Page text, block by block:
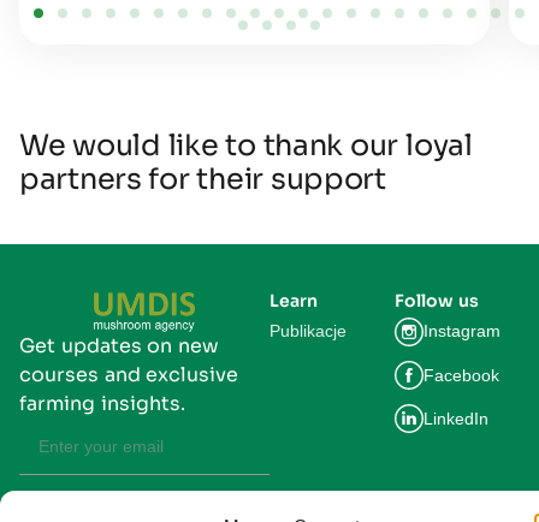
We would like to thank our loyal
partners for their support
Get updates on new
courses and exclusive
farming insights.
Learn
Publikacje
Follow us
Instagram
Facebook
LinkedIn